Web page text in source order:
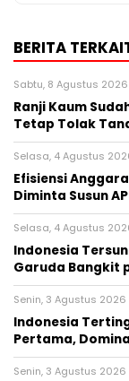
BERITA
Sabtu, 8 Agustus 2026
Ranji Kaum
Tetap Tolak
Selasa, 4 Agustus
Efisiensi
Diminta Susun
Selasa, 4 Agustus
Indonesia
Garuda Bangkit
Senin, 3 Agustus 2026
Indonesia
Pertama,
Senin, 3 Agustus 2026